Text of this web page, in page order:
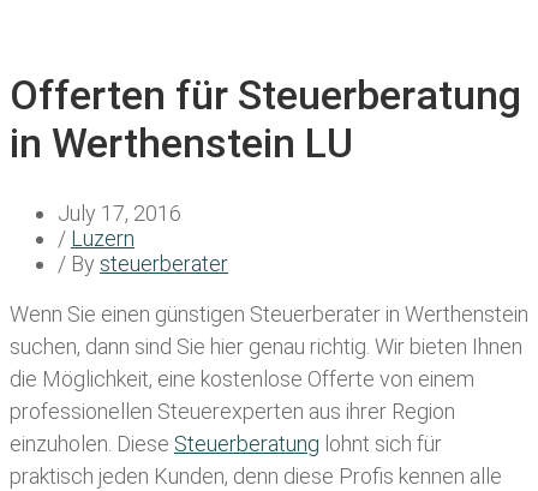
Offerten für Steuerberatung
in Werthenstein LU
July 17, 2016
/ Luzern
/ By steuerberater
Wenn Sie einen günstigen Steuerberater in Werthenstein
suchen, dann sind Sie hier genau richtig. Wir bieten Ihnen
die Möglichkeit, eine kostenlose Offerte von einem
professionellen Steuerexperten aus ihrer Region
einzuholen. Diese Steuerberatung lohnt sich für
praktisch jeden Kunden, denn diese Profis kennen alle